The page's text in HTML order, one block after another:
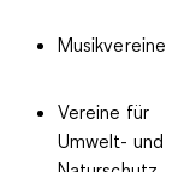
Musikvereine
Vereine für
Umwelt- und